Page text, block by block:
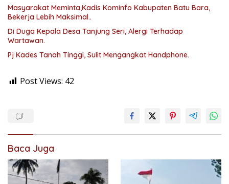
Masyarakat Meminta,Kadis Kominfo Kabupaten Batu Bara,
Bekerja Lebih Maksimal..
Di Duga Kepala Desa Tanjung Seri, Alergi Terhadap
Wartawan.
Pj Kades Tanah Tinggi, Sulit Mengangkat Handphone.
Post Views: 42
Baca Juga